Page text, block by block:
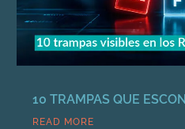
10 TRAMPAS QUE
READ MORE